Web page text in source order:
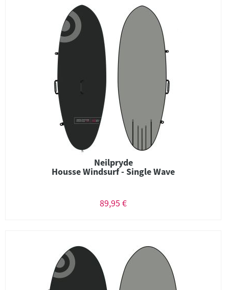
Neilpryde
Housse Windsurf - Single Wave
89,95 €